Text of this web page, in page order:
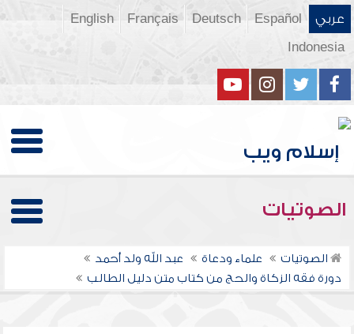
عربي Español
Deutsch
Français
English
Indonesia
الصوتيات
الصوتيات علماء ودعاة
عبد الله ولد أحمد
دورة فقه الزكاة والحج من كتاب متن دليل الطالب